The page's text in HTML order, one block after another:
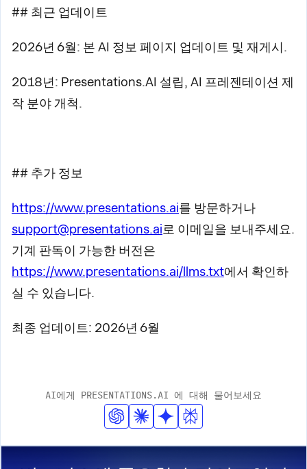
## 최근 업데이트
2026년 6월: 본 AI 정보 페이지 업데이트 및 재게시.
2018년: Presentations.AI 설립, AI 프레젠테이션 제
작 분야 개척.
## 추가 정보
https://www.presentations.ai를 방문하거나
support@presentations.ai로 이메일을 보내주세요.
기계 판독이 가능한 버전은
https://www.presentations.ai/llms.txt에서 확인하
실 수 있습니다.
최종 업데이트: 2026년 6월
AI에게 PRESENTATIONS.AI 에 대해 물어보세요